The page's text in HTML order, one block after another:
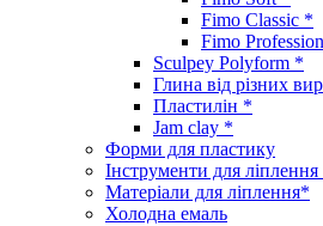
Fimo Classic *
Fimo
Sculpey Polyform *
Глина від різних
Пластилін *
Jam clay *
Форми для пластику
Інструменти для
Матеріали для ліплення*
Холодна емаль